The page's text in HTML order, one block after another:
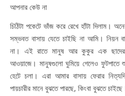
আপনার কেউ না
চিঠিটা পকেটে ভাঁজ করে রেখে হাঁটা দিলাম।
সম্ভবত বাসায় যেতে চাইছি না আমি। নিয়ন
না। এই রাতে মানুষ আর কুকুর এক ছাদের
আওয়াজে। মানুষগুলো ঘুমিয়ে গেলেও ফুটপাতে
হেটে চলা। এরা আমার বাসায় ফেরার
পায়চারীর মানে বুঝতে পারছে, কিংবা বুঝতে